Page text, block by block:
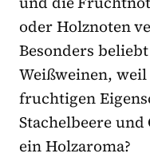
oder Holznoten
Besonders
Weißweinen,
fruchtigen
Stachelbeere und
ein Holzaroma?